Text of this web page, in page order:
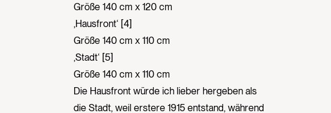
Größe 140 cm x 120 cm
‚Hausfront‘ [4]
Größe 140 cm x 110 cm
‚Stadt‘ [5]
Größe 140 cm x 110 cm
Die Hausfront würde ich lieber hergeben als
die Stadt, weil erstere 1915 entstand, während